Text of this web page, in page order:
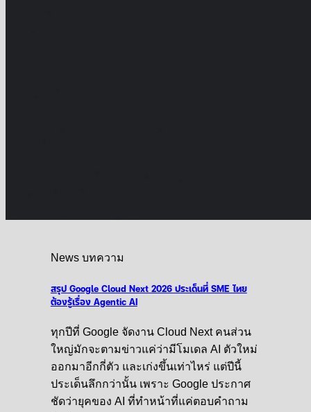
News บทความ
สรุป Google Cloud Next 2026 ประเด็นที่ SME ไทย
ต้องรู้เรื่อง Agentic AI
ทุกปีที่ Google จัดงาน Cloud Next คนส่วน
ใหญ่มักจะตามข่าวแค่ว่ามีโมเดล AI ตัวใหม่
ออกมาอีกกี่ตัว และเก่งขึ้นเท่าไหร่ แต่ปีนี้
ประเด็นลึกกว่านั้น เพราะ Google ประกาศ
ชัดว่ายุคของ AI ที่ทำหน้าที่แค่ตอบคำถาม